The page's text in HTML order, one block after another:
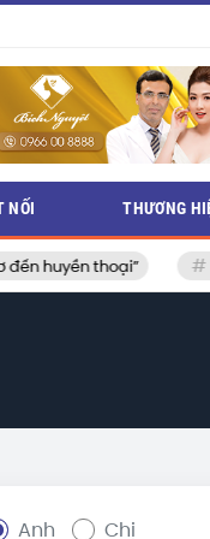
huyền thoại”
NỐI THƯƠNG
Anh Chị